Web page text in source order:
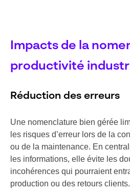
Impacts de la
productivité
Réduction des erreurs
Une nomenclature bien gérée
les risques d’erreur lors de la
ou de la maintenance. En
les informations, elle évite les
incohérences qui pourraient
production ou des retours clients.